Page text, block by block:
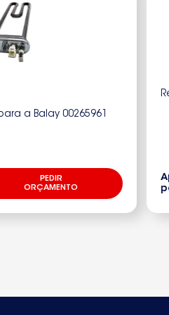
a Balay 00265961
PEDIR
ORÇAMENTO